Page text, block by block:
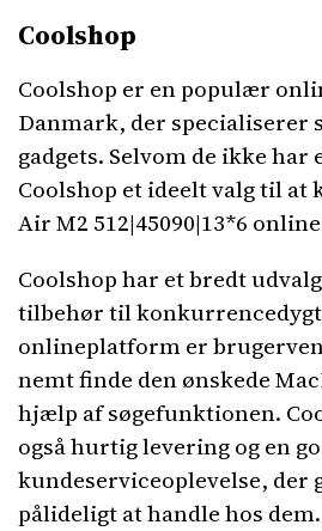
Coolshop
Coolshop er en populær
Danmark, der specialiserer
gadgets. Selvom de ikke
Coolshop et ideelt valg til at
Air M2 512|45090|13*6
Coolshop har et bredt
tilbehør til
onlineplatform er
nemt finde den ønskede
hjælp af søgefunktionen.
også hurtig levering og en
kundeserviceoplevelse, der
pålideligt at handle hos dem.